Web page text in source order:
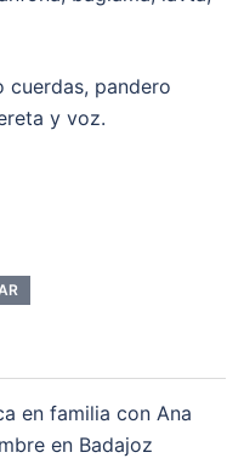
cuerdas, pandero
y voz.
en familia con Ana
en Badajoz